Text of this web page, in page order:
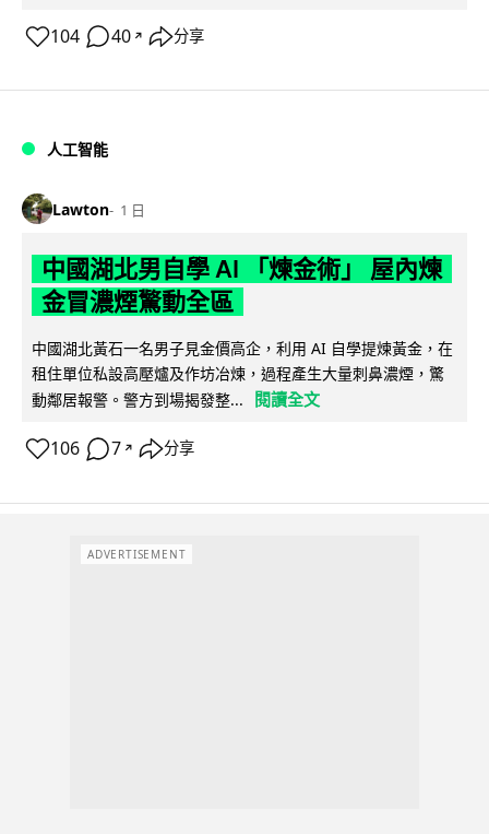
104 40 ↗ 分享
人工智能
Lawton 1 日
中國湖北男自學 AI 「煉金術」 屋內煉
金冒濃煙驚動全區
中國湖北黃石一名男子見金價高企，利用 AI 自學提煉黃金，在
租住單位私設高壓爐及作坊冶煉，過程產生大量刺鼻濃煙，驚
動鄰居報警。警方到場揭發整...
閱讀全文
106 7 ↗ 分享
ADVERTISEMENT